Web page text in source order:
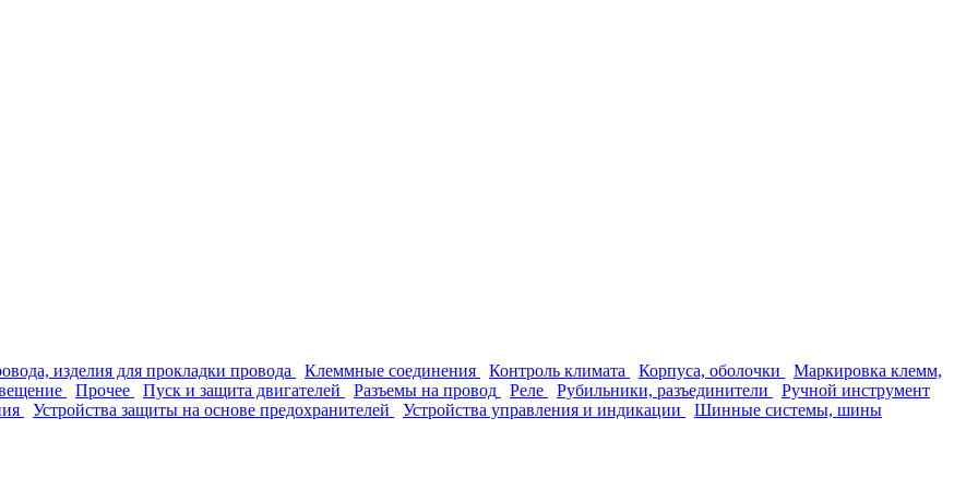
изделия для прокладки провода Клеммные соединения Контроль климата Корпуса, оболочки
Маркировка клемм,
Прочее Пуск и защита двигателей Разъемы на провод Реле Рубильники, разъединители
Ручной инструмент
Устройства защиты на основе предохранителей Устройства управления и индикации
Шинные системы, шины